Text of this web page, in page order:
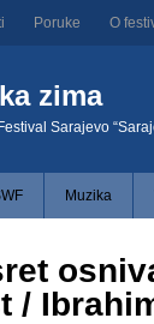
Poruke O
zima
Sarajevo
Muzika
/